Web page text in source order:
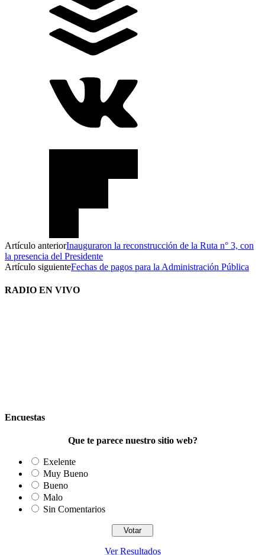
Artículo anteriorInauguraron la reconstrucción de la Ruta n° 3, con
la presencia del Presidente
Artículo siguienteFechas de pagos para la Administración Pública
RADIO EN VIVO
Encuestas
Que te parece nuestro sitio web?
Exelente
Muy Bueno
Bueno
Malo
Sin Comentarios
Ver Resultados